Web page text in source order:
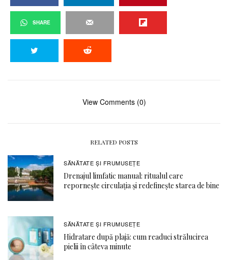
SHARE
View Comments (0)
RELATED POSTS
SĂNĂTATE ŞI FRUMUSEȚE
Drenajul limfatic manual: ritualul care
repornește circulația și redefinește starea de bine
SĂNĂTATE ŞI FRUMUSEȚE
Hidratare după plajă: cum readuci strălucirea
pielii în câteva minute